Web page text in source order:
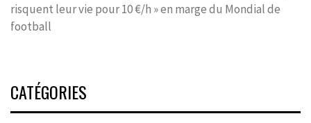
risquent leur vie pour 10 €/h » en marge du Mondial de
football
CATÉGORIES